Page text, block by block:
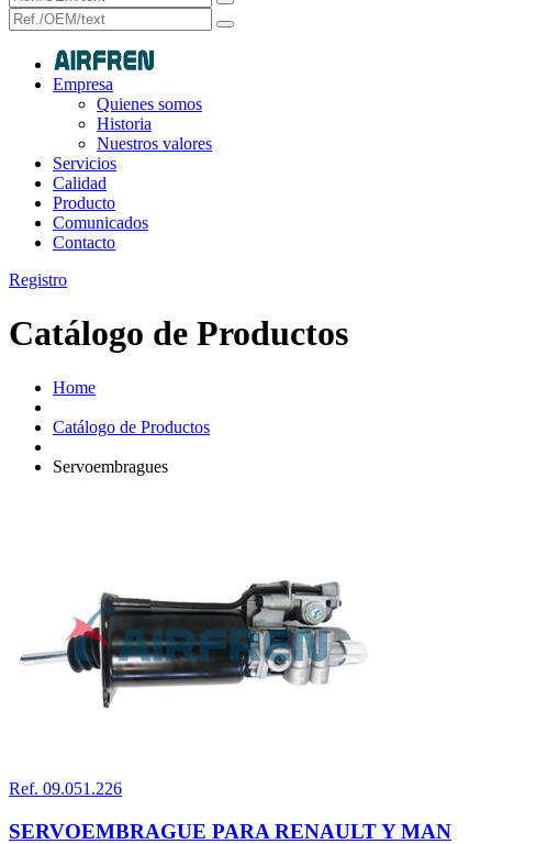
Empresa
Quienes somos
Historia
Nuestros valores
Servicios
Calidad
Producto
Comunicados
Contacto
Registro
Catálogo de Productos
Home
Catálogo de Productos
Servoembragues
Ref. 09.051.226
SERVOEMBRAGUE PARA RENAULT Y MAN